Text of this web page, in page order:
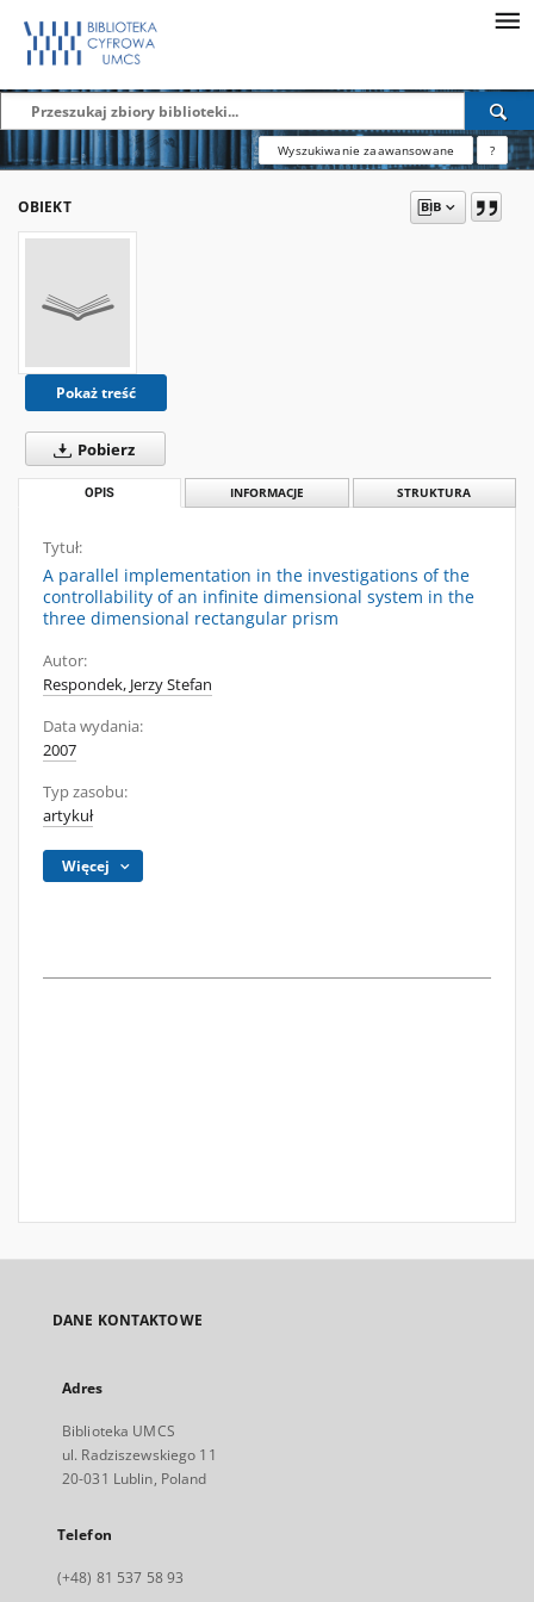
Wyszukiwanie zaawansowane ?
OBIEKT
Pokaż treść
Pobierz
OPIS INFORMACJE STRUKTURA
Tytuł:
A parallel implementation in the investigations of the
controllability of an infinite dimensional system in the
three dimensional rectangular prism
Autor:
Respondek, Jerzy Stefan
Data wydania:
2007
Typ zasobu:
artykuł
Więcej
DANE KONTAKTOWE
Adres
Biblioteka UMCS
ul. Radziszewskiego 11
20-031 Lublin, Poland
Telefon
(+48) 81 537 58 93